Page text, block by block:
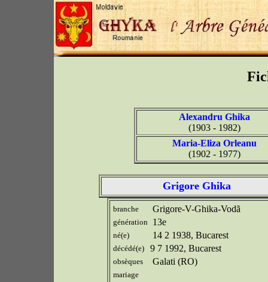
Alexandru Ghika
(1903 - 1982)
Maria-Eliza Orleanu
(1902 - 1977)
Grigore Ghika
branche Grigore-V-Ghika-Vodã
génération 13e
né(e) 14 2 1938, Bucarest
décédé(e) 9 7 1992, Bucarest
obsèques Galati (RO)
mariage